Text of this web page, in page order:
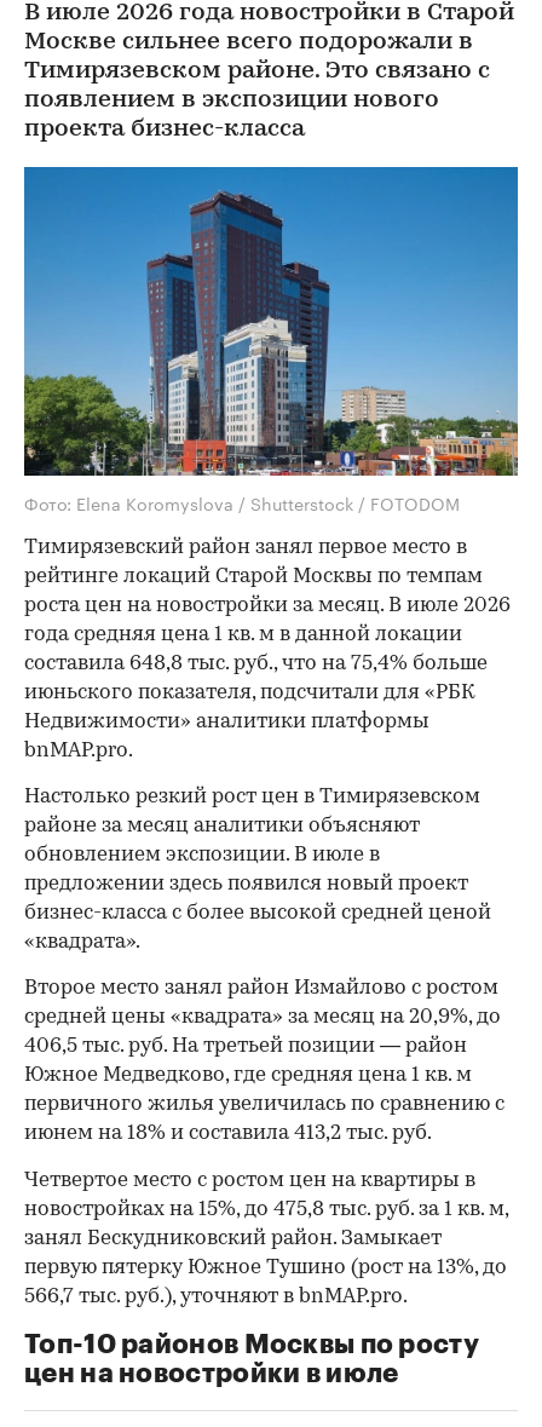
В июле 2026 года новостройки в Старой
Москве сильнее всего подорожали в
Тимирязевском районе. Это связано с
появлением в экспозиции нового
проекта бизнес-класса
Фото: Elena Koromyslova / Shutterstock / FOTODOM
Тимирязевский район занял первое место в
рейтинге локаций Старой Москвы по темпам
роста цен на новостройки за месяц. В июле 2026
года средняя цена 1 кв. м в данной локации
составила 648,8 тыс. руб., что на 75,4% больше
июньского показателя, подсчитали для «РБК
Недвижимости» аналитики платформы
bnMAP.pro.
Настолько резкий рост цен в Тимирязевском
районе за месяц аналитики объясняют
обновлением экспозиции. В июле в
предложении здесь появился новый проект
бизнес-класса с более высокой средней ценой
«квадрата».
Второе место занял район Измайлово с ростом
средней цены «квадрата» за месяц на 20,9%, до
406,5 тыс. руб. На третьей позиции — район
Южное Медведково, где средняя цена 1 кв. м
первичного жилья увеличилась по сравнению с
июнем на 18% и составила 413,2 тыс. руб.
00:00 / 00:00
Четвертое место с ростом цен на квартиры в
новостройках на 15%, до 475,8 тыс. руб. за 1 кв. м,
занял Бескудниковский район. Замыкает
первую пятерку Южное Тушино (рост на 13%, до
566,7 тыс. руб.), уточняют в bnMAP.pro.
Топ-10 районов Москвы по росту
цен на новостройки в июле